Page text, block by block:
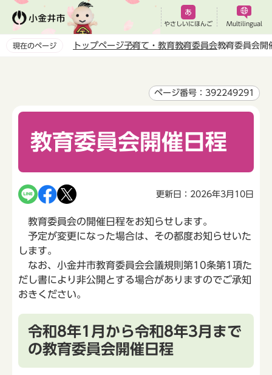
ペ
やさしいにほんご Multilingual
現在のページ トップページ子育て・教育教育委員会教育委員会開
ページ番号：392249291
教育委員会開催日程
更新日：2026年3月10日
教育委員会の開催日程をお知らせします。
予定が変更になった場合は、その都度お知らせいた
します。
なお、小金井市教育委員会会議規則第10条第1項た
だし書により非公開とする場合がありますのでご承知
おきください。
令和8年1月から令和8年3月まで
の教育委員会開催日程